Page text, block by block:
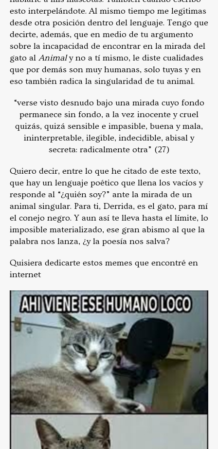
esto interpelándote. Al mismo tiempo me legitimas
desde otra posición dentro del lenguaje. Tengo que
decirte, además, que en medio de tu argumento
sobre la incapacidad de encontrar en la mirada del
gato al Animaly no a tí mismo, le diste cualidades
que por demás son muy humanas, solo tuyas y en
eso también radica la singularidad de tu animal.
“verse visto desnudo bajo una mirada cuyo fondo
permanece sin fondo, a la vez inocente y cruel
quizás, quizá sensible e impasible, buena y mala,
ininterpretable, ilegible, indecidible, abisal y
secreta: radicalmente otra” (27)
Quiero decir, entre lo que he citado de este texto,
que hay un lenguaje poético que llena los vacíos y
responde al “¿quién soy?” ante la mirada de un
animal singular. Para ti, Derrida, es el gato, para mí
el conejo negro. Y aun así te lleva hasta el límite, lo
imposible materializado, ese gran abismo al que la
palabra nos lanza, ¿y la poesía nos salva?
Quisiera dedicarte estos memes que encontré en
internet